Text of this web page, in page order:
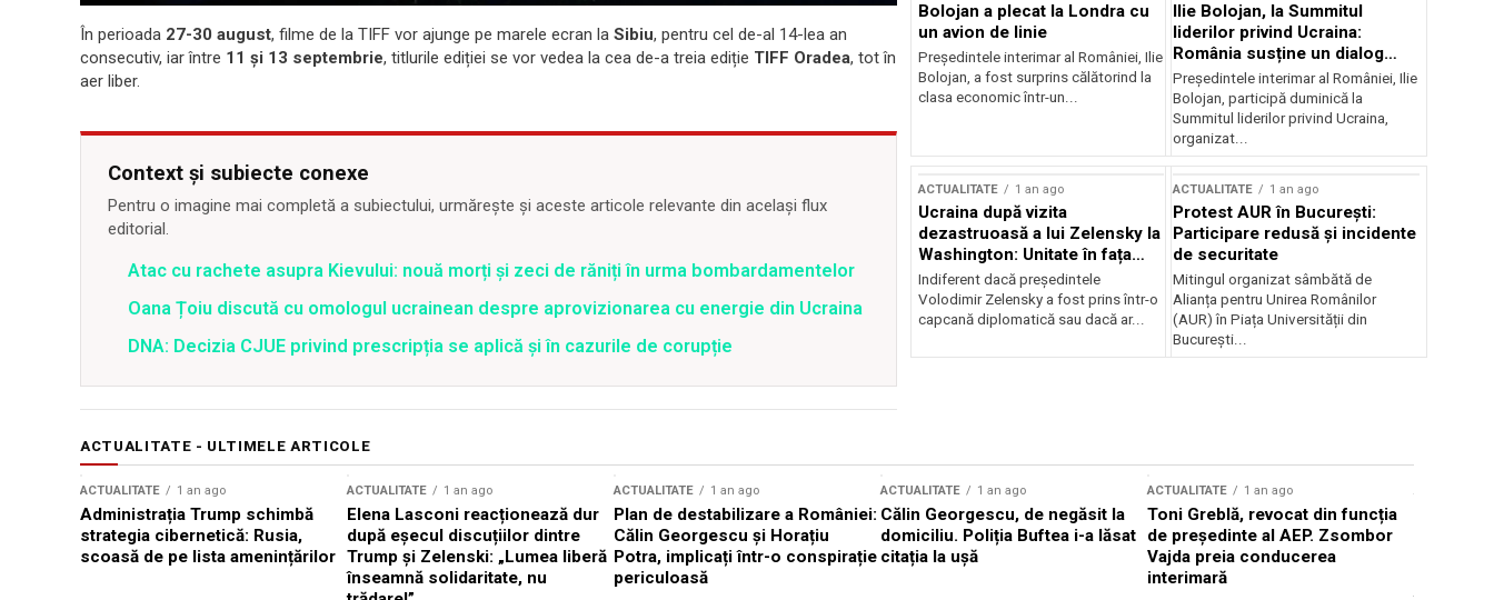
În perioada 27-30 august, filme de la TIFF vor ajunge pe marele ecran la Sibiu, pentru cel de-al 14-lea an
consecutiv, iar între 11 și 13 septembrie, titlurile ediției se vor vedea la cea de-a treia ediție TIFF Oradea, tot în
aer liber.
Context și subiecte conexe
Pentru o imagine mai completă a subiectului, urmărește și aceste articole relevante din același flux
editorial.
Atac cu rachete asupra Kievului: nouă morți și zeci de răniți în urma bombardamentelor
Oana Țoiu discută cu omologul ucrainean despre aprovizionarea cu energie din Ucraina
DNA: Decizia CJUE privind prescripția se aplică și în cazurile de corupție
Bolojan a plecat la Londra cu
un avion de linie
Președintele interimar al României, Ilie
Bolojan, a fost surprins călătorind la
clasa economic într-un...
Ilie Bolojan, la Summitul
liderilor privind Ucraina:
România susține un dialog
transatlantic pentru securitate
și stabilitate
Președintele interimar al României, Ilie
Bolojan, participă duminică la
Summitul liderilor privind Ucraina,
organizat...
ACTUALITATE 1 an ago
Ucraina după vizita
dezastruoasă a lui Zelensky la
Washington: Unitate în fața
incertitudinii
Indiferent dacă președintele
Volodimir Zelensky a fost prins într-o
capcană diplomatică sau dacă ar...
ACTUALITATE 1 an ago
Protest AUR în București:
Participare redusă și incidente
de securitate
Mitingul organizat sâmbătă de
Alianța pentru Unirea Românilor
(AUR) în Piața Universității din
București...
ACTUALITATE - ULTIMELE ARTICOLE
ACTUALITATE 1 an ago
Administrația Trump schimbă
strategia cibernetică: Rusia,
scoasă de pe lista amenințărilor
ACTUALITATE 1 an ago
Elena Lasconi reacționează dur
după eșecul discuțiilor dintre
Trump și Zelenski: „Lumea liberă
înseamnă solidaritate, nu
ACTUALITATE 1 an ago
Plan de destabilizare a României:
Călin Georgescu și Horațiu
Potra, implicați într-o conspirație
periculoasă
ACTUALITATE 1 an ago
Călin Georgescu, de negăsit la
domiciliu. Poliția Buftea i-a lăsat
citația la ușă
ACTUALITATE 1 an ago
Toni Greblă, revocat din funcția
de președinte al AEP. Zsombor
Vajda preia conducerea
interimară